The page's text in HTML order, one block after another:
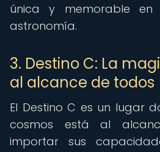
única y memorable
astronomía.
3. Destino C: La
al alcance de todos
El Destino C es un lugar
cosmos está al
importar sus